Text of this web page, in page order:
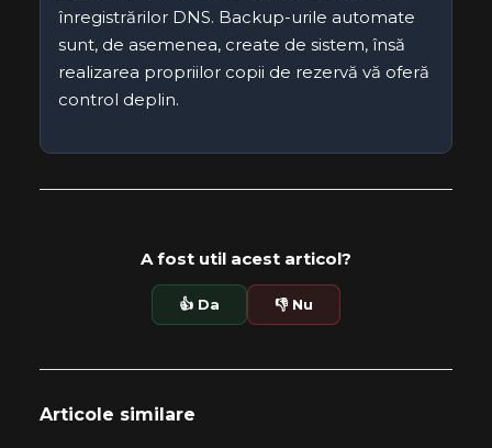
înregistrărilor DNS. Backup-urile automate
sunt, de asemenea, create de sistem, însă
realizarea propriilor copii de rezervă vă oferă
control deplin.
A fost util acest articol?
👍 Da 👎 Nu
Articole similare